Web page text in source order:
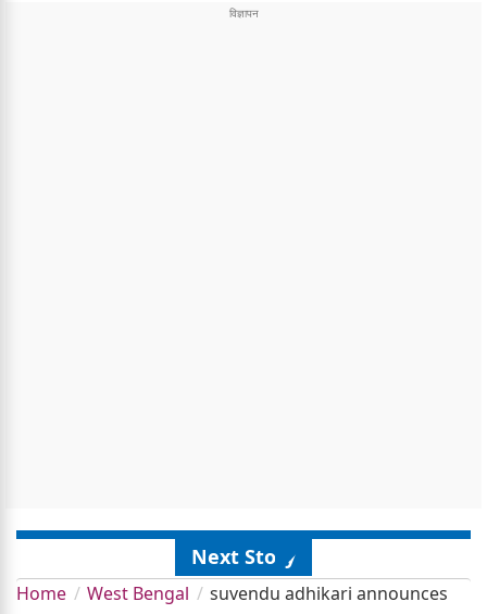
Next Story
Home West Bengal
suvendu adhikari announces